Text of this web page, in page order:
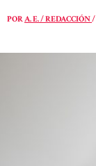
PORA. E. / REDACCIÓN/